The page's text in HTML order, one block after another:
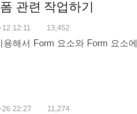
관련 작업하기
12:11 13,452
해서 Form 요소와 Form 요소
26 22:27 11,274